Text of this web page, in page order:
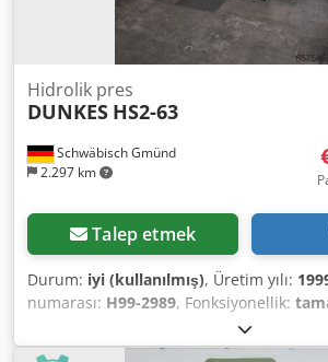
Schwäbisch Gmünd
2.297 km
Hidrolik pres
DUNKES HS2-63
Talep etmek
Durum: iyi (kullanılmış), Üretim yılı:
numarası: H99-2989, Fonksiyonellik:
24 kW (32,63 bg)
akımı:63 A, giriş frekansı:50 Hz,